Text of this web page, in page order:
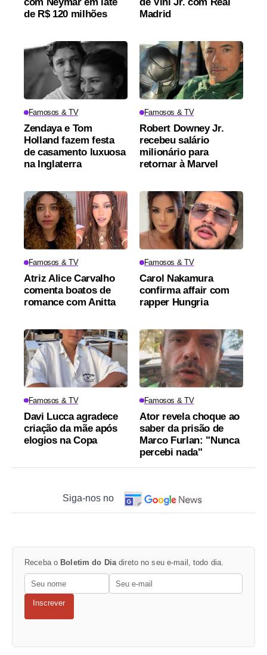
de R$ 120 milhões
Madrid
Famosos & TV
Zendaya e Tom
Holland fazem festa
de casamento luxuosa
na Inglaterra
Famosos & TV
Robert Downey Jr.
recebeu salário
milionário para
retornar à Marvel
Famosos & TV
Atriz Alice Carvalho
comenta boatos de
romance com Anitta
Famosos & TV
Carol Nakamura
confirma affair com
rapper Hungria
Famosos & TV
Davi Lucca agradece
criação da mãe após
elogios na Copa
Famosos & TV
Ator revela choque ao
saber da prisão de
Marco Furlan: "Nunca
percebi nada"
Siga-nos no
Receba o Boletim do Dia direto no seu e-mail, todo dia.
Inscrever